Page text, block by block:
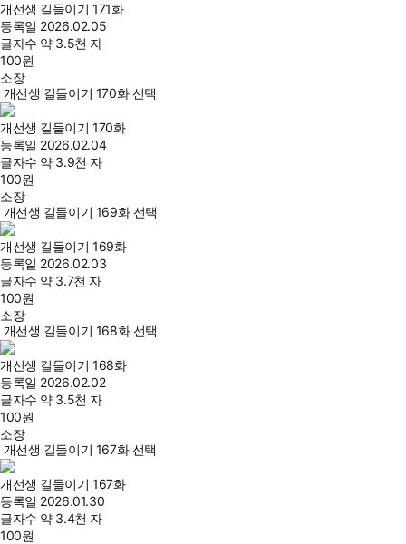
개선생 길들이기 171화
등록일 2026.02.05
글자수 약 3.5천 자
100원
소장
개선생 길들이기 170화 선택
개선생 길들이기 170화
등록일 2026.02.04
글자수 약 3.9천 자
100원
소장
개선생 길들이기 169화 선택
개선생 길들이기 169화
등록일 2026.02.03
글자수 약 3.7천 자
100원
소장
개선생 길들이기 168화 선택
개선생 길들이기 168화
등록일 2026.02.02
글자수 약 3.5천 자
100원
소장
개선생 길들이기 167화 선택
개선생 길들이기 167화
등록일 2026.01.30
글자수 약 3.4천 자
100원